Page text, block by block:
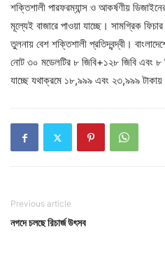
শক্তিশালী পারফরম্যান্স ও আকর্ষণীয়
মূল্যেই বাজারে পাওয়া যাচ্ছে। সামগ্রিক
তুলনায় বেশ শক্তিশালী প্রতিদ্বন্দ্বী।
নোট ৩০ মডেলটির ৮ জিবি+১২৮ জিবি এবং ৮
যাচ্ছে যথাক্রমে ১৮,৯৯৯ এবং ২৩,৯৯৯
Previous article
নগদে চলছে রিচার্জ উৎসব